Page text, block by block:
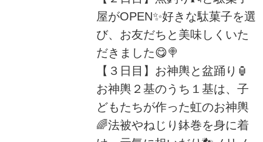
屋がOPEN✨好きな駄菓子を選
び、お友だちと美味しくいた
だきました😋🍭
【３日目】お神輿と盆踊り🏮
お神輿２基のうち１基は、子
どもたちが作った虹のお神輿
🌈法被やねじり鉢巻を身に着